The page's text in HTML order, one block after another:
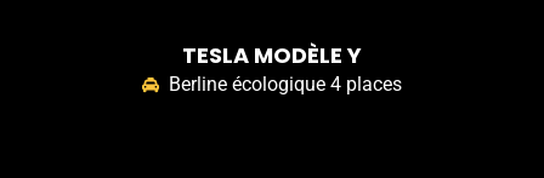
TESLA MODÈLE Y
Berline écologique 4 places